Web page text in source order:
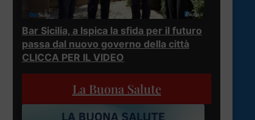
Bar Sicilia, a Ispica la sfida per il futuro
passa dal nuovo governo della città
CLICCA PER IL VIDEO
La Buona Salute